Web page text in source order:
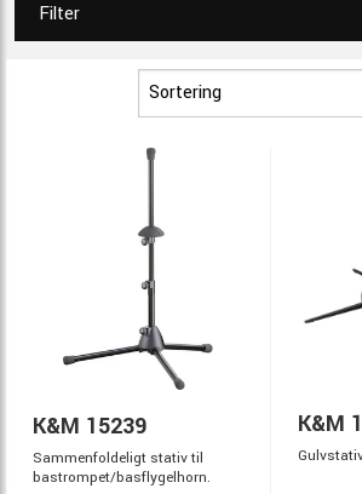
Filter
K&M 15239
Sammenfoldeligt stativ til
bastrompet/basflygelhorn.
K&M